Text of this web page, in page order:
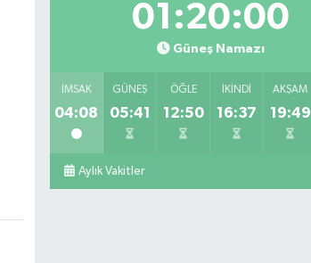
01:19:59
Güneş Namazı
İMSAK
04:08
GÜNEŞ
05:41
ÖĞLE
12:50
İKINDI
16:37
AKŞAM
19:49
Aylık Vakitler